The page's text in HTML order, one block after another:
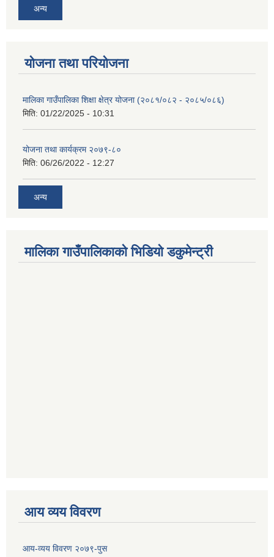
अन्य
योजना तथा परियोजना
मालिका गाउँपालिका शिक्षा क्षेत्र योजना (२०८१/०८२ - २०८५/०८६)
मिति: 01/22/2025 - 10:31
योजना तथा कार्यक्रम २०७९-८०
मिति: 06/26/2022 - 12:27
अन्य
मालिका गाउँपालिकाको भिडियो डकुमेन्ट्री
आय व्यय विवरण
आय-व्यय विवरण २०७९-पुस